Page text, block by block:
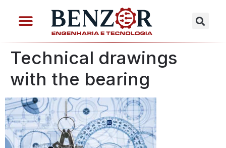
Technical drawings
with the bearing